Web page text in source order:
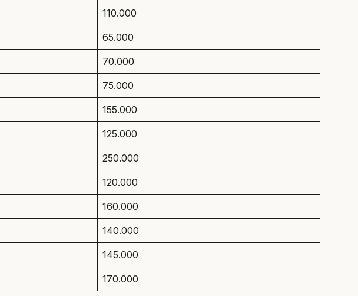
110.000
65.000
70.000
75.000
155.000
125.000
250.000
120.000
160.000
140.000
145.000
170.000